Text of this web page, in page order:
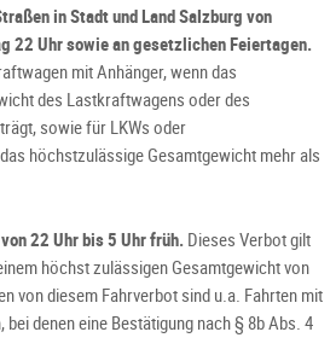
in Stadt und Land Salzburg von
22 Uhr sowie an gesetzlichen Feiertagen.
mit Anhänger, wenn das
des Lastkraftwagens oder des
sowie für LKWs oder
höchstzulässige Gesamtgewicht mehr als
22 Uhr bis 5 Uhr früh. Dieses Verbot gilt
höchst zulässigen Gesamtgewicht von
von diesem Fahrverbot sind u.a. Fahrten mit
denen eine Bestätigung nach § 8b Abs. 4